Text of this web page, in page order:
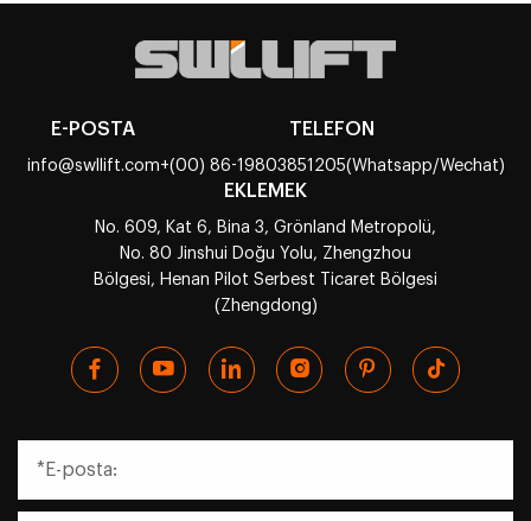
E-POSTA
info@swllift.com
TELEFON
+(00) 86-19803851205(Whatsapp/Wechat)
EKLEMEK
No. 609, Kat 6, Bina 3, Grönland Metropolü,
No. 80 Jinshui Doğu Yolu, Zhengzhou
Bölgesi, Henan Pilot Serbest Ticaret Bölgesi
(Zhengdong)